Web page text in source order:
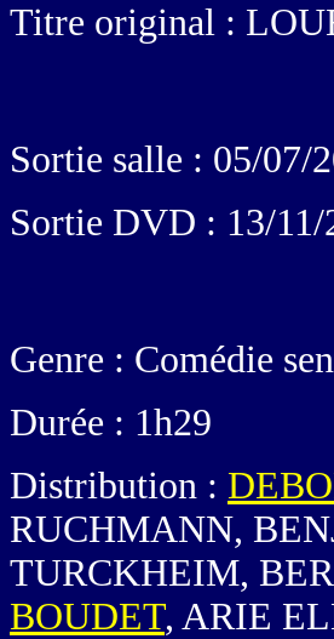
Titre original :
Sortie salle : 05/07/
Sortie DVD : 13/11/
Genre : Comédie
Durée : 1h29
Distribution :
RUCHMANN,
TURCKHEIM,
BOUDET, ARIE